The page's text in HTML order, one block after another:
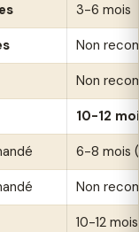
3-6 mois
Non
Non
10-12
6-8 mois
Non
10-12 mois